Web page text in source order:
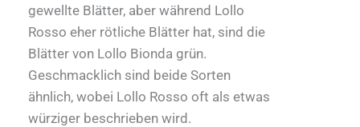
gewellte Blätter, aber während Lollo
Rosso eher rötliche Blätter hat, sind die
Blätter von Lollo Bionda grün.
Geschmacklich sind beide Sorten
ähnlich, wobei Lollo Rosso oft als etwas
würziger beschrieben wird.